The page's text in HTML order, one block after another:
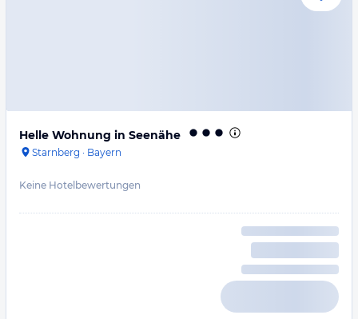
Helle Wohnung in Seenähe
Starnberg · Bayern
Keine Hotelbewertungen